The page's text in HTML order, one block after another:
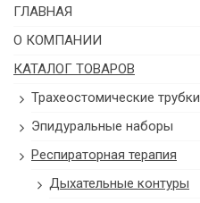
ГЛАВНАЯ
О КОМПАНИИ
КАТАЛОГ ТОВАРОВ
Трахеостомические трубки
Эпидуральные наборы
Респираторная терапия
Дыхательные контуры